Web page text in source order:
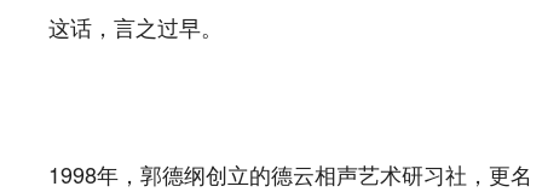
这话，言之过早。
1998年，郭德纲创立的德云相声艺术研习社，更名